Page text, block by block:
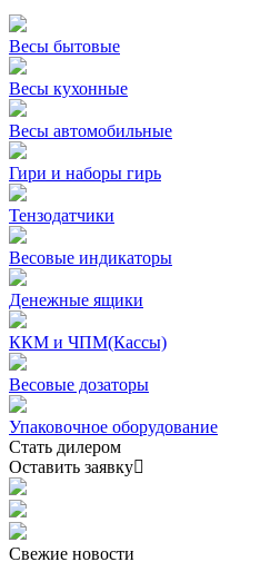
Весы бытовые
Весы кухонные
Весы автомобильные
Гири и наборы гирь
Тензодатчики
Весовые индикаторы
Денежные ящики
ККМ и ЧПМ(Кассы)
Весовые дозаторы
Упаковочное оборудование
Стать дилером
Оставить заявку
Свежие новости